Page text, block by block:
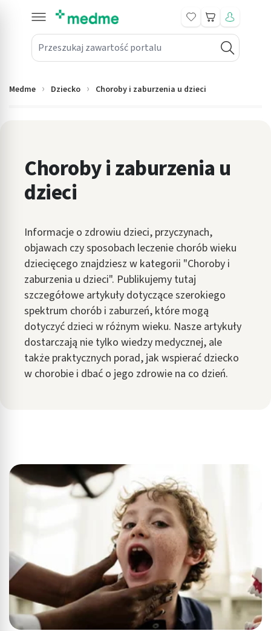
Przeszukaj zawartość portalu
Koszyk
submenu: Leki na receptę
submenu: Kosmetyki
submenu: Higiena
submenu: Intymne
submenu: Wellness
Medme Dziecko Choroby i zaburzenia u dzieci
Choroby i zaburzenia u
dzieci
Informacje o zdrowiu dzieci, przyczynach,
objawach czy sposobach leczenie chorób wieku
dziecięcego znajdziesz w kategorii "Choroby i
zaburzenia u dzieci". Publikujemy tutaj
szczegółowe artykuły dotyczące szerokiego
spektrum chorób i zaburzeń, które mogą
dotyczyć dzieci w różnym wieku. Nasze artykuły
dostarczają nie tylko wiedzy medycznej, ale
także praktycznych porad, jak wspierać dziecko
w chorobie i dbać o jego zdrowie na co dzień.